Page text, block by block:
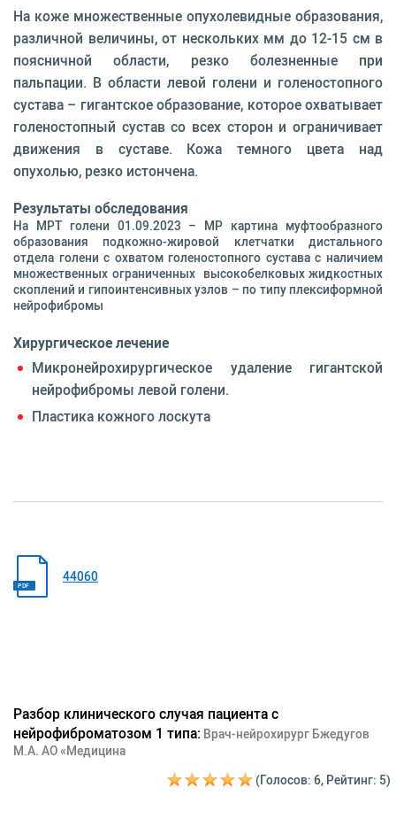
На коже множественные опухолевидные образования,
различной величины, от нескольких мм до 12-15 см в
поясничной области, резко болезненные при
пальпации. В области левой голени и голеностопного
сустава – гигантское образование, которое охватывает
голеностопный сустав со всех сторон и ограничивает
движения в суставе. Кожа темного цвета над
опухолью, резко истончена.
Результаты обследования
На МРТ голени 01.09.2023 – МР картина муфтообразного
образования подкожно-жировой клетчатки дистального
отдела голени с охватом голеностопного сустава с наличием
множественных ограниченных высокобелковых жидкостных
скоплений и гипоинтенсивных узлов – по типу плексиформной
нейрофибромы
Хирургическое лечение
Микронейрохирургическое удаление гигантской
нейрофибромы левой голени.
Пластика кожного лоскута
PDF
44060
Разбор клинического случая пациента с
нейрофиброматозом 1 типа: Врач-нейрохирург Бжедугов
М.А. АО «Медицина
(Голосов: 6, Рейтинг: 5)